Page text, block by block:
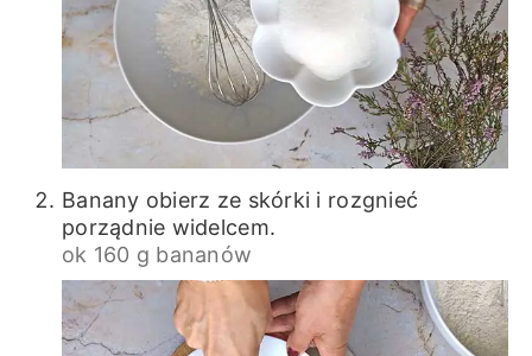
Banany obierz ze skórki i rozgnieć
porządnie widelcem.
ok 160 g bananów